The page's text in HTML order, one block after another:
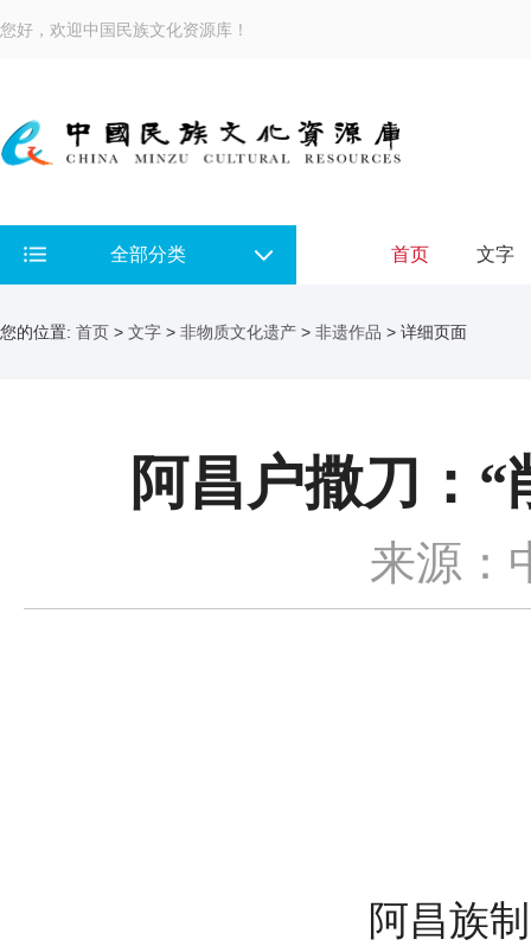
您好，欢迎中国民族文化资源库！
全部分类 首页 文字
您的位置: 首页 > 文字 > 非物质文化遗产 > 非遗作品 > 详细页面
阿昌户撒刀：
来源：
阿昌族